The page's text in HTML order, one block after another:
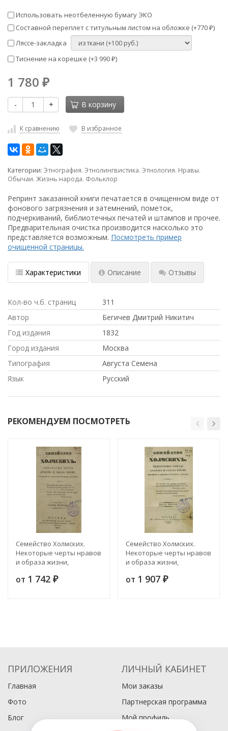
Использовать неотбеленную бумагу ЭКО
Составной переплет с титульным листом на обложке (+770 ₽)
Ляссе-закладка
Тиснение на корешке (+3 990 ₽)
1 780 ₽
- + В корзину
К сравнению В избранное
Категории: Этнография. Этнолингвистика. Этнология. Нравы.
Обычаи. Жизнь народа. Фольклор
Репринт заказанной книги печатается в очищенном виде от
фонового загрязнения и затемнений, пометок,
подчеркиваний, библиотечных печатей и штампов и прочее.
Предварительная очистка производится насколько это
представляется возможным. Посмотреть пример
очищенной страницы.
Характеристики Описание Отзывы
Кол-во ч.б. страниц
311
Автор
Бегичев Дмитрий Никитич
Год издания
1832
Город издания
Москва
Типография
Августа Семена
Язык
Русский
РЕКОМЕНДУЕМ ПОСМОТРЕТЬ
Семейство Холмских.
Некоторые черты нравов
и образа жизни,
русских дворян. Часть 2
от 1 742 ₽
Семейство Холмских.
Некоторые черты нравов
и образа жизни,
русских дворян. Часть 5
от 1 907 ₽
ПРИЛОЖЕНИЯ
Главная
Фото
Блог
ЛИЧНЫЙ КАБИНЕТ
Мои заказы
Партнерская программа
Мой профиль